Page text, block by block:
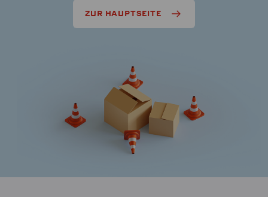
ZUR HAUPTSEITE